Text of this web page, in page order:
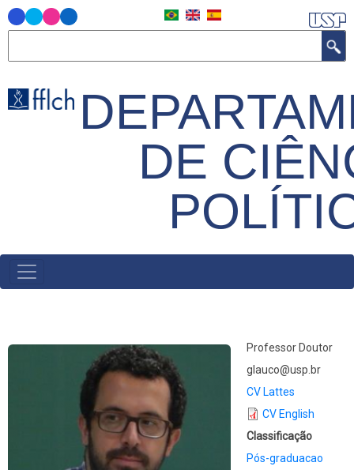
Skip
to
DE
MAIN
NAVIGATION
Professor Doutor
glauco@usp.br
CV Lattes
CV English
Classificação
Pós-graduacao